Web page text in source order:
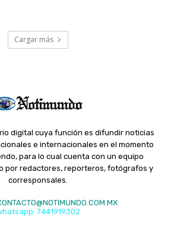
Cargar más
digital cuya función es difundir noticias
e internacionales en el momento
para lo cual cuenta con un equipo
por redactores, reporteros, fotógrafos y
corresponsales.
7441919302